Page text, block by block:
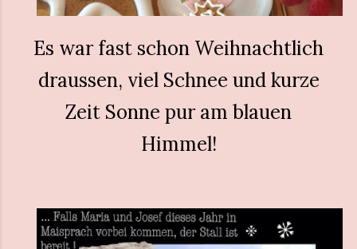
Es war fast schon Weihnachtlich
draussen, viel Schnee und kurze
Zeit Sonne pur am blauen
Himmel!